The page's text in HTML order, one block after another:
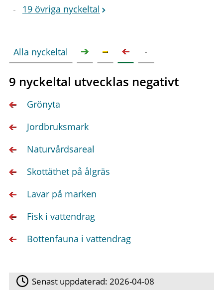
19 övriga nyckeltal
Alla nyckeltal
9 nyckeltal utvecklas negativt
Grönyta
Jordbruksmark
Naturvårdsareal
Skottäthet på ålgräs
Lavar på marken
Fisk i vattendrag
Bottenfauna i vattendrag
Senast uppdaterad:2026-04-08